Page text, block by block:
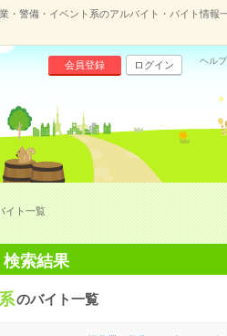
・警備・イベント系のアルバイト・バイト情報
会員登録 ログイン ヘル
イト一覧
検索結果
のバイト一覧